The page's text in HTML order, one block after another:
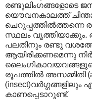
രണ്ടുലിംഗങ്ങളോടെ
യൌവനകാല‍ത്ത്
ചെറുപ്പത്തില്‍ത്തന്നെ
സ്ഥലം വൃത്തിയാക്കും.
പലതിനും രണ്ടു
ആയിരിക്കണമെന്നു
രൂപത്തില്‍ അസമ്മിതി
(insect)വര്‍ഗ്ഗങ്ങളിലും
കാണപ്പെടാറുണ്ട്.